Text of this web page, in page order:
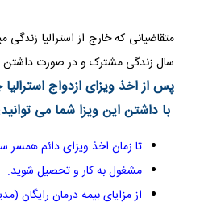
سال زندگی مشترک و در صورت داشتن
پس از اخذ ویزای ازدواج
با داشتن این ویزا شما می توانید
تا زمان اخذ ویزای دائم همسر ساب کلاس 100 در استرالیا
مشغول به کار و تحصیل شوید.
از مزایای بیمه درمان رایگان